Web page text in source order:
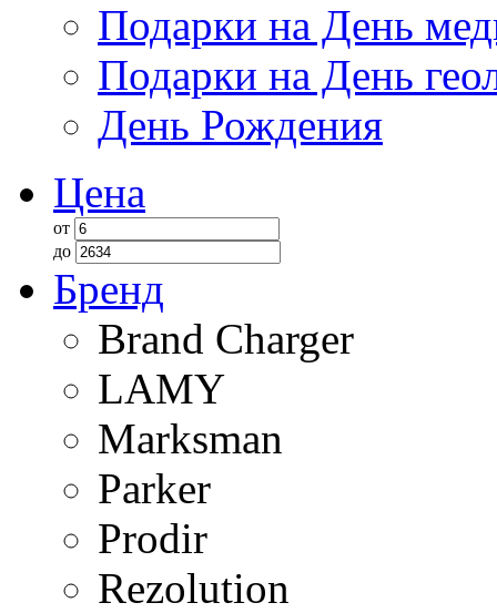
Подарки на День
Подарки на День
День Рождения
Цена
от
до
Бренд
Brand Charger
LAMY
Marksman
Parker
Prodir
Rezolution